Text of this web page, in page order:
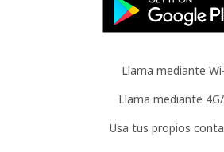
Llama mediante
Llama mediante
Usa tus propios